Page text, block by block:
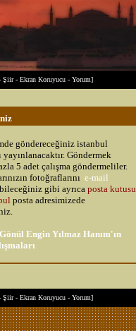
Şiir- Ekran Koruyucu - Yorum]
göndereceğiniz istanbul
yayınlanacaktır. Göndermek
5 adet çalışma göndermeliler.
fotoğraflarını e-mail
gibi ayrıcaposta kutusu
posta adresimizede
Engin Yılmaz Hanım'ın
Şiir- Ekran Koruyucu - Yorum]